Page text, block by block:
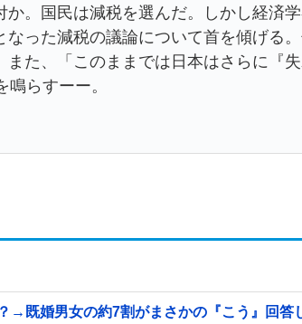
。国民は減税を選んだ。しかし経済
った減税の議論について首を傾げる
た、「このままでは日本はさらに『
らすーー。
→既婚男女の約7割がまさかの『こう』回答